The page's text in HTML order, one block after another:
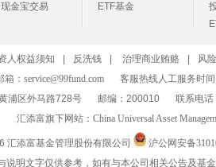
现金宝交易
ETF基金
人权益须知 反洗钱 治理商业贿赂 风
箱： service@99fund.com
客服热线人工服务时
浦区外马路728号
邮编：200010 联系电
汇添富旗下网站： China Universal Asset
汇添富基金管理股份有限公司 沪公网安备
说明文字仅供参考，如有与本公司相关公告及基